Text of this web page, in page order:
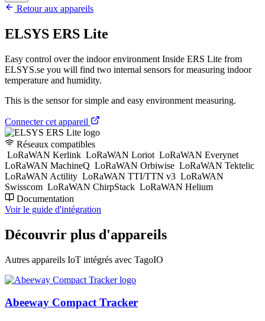
Retour aux appareils
ELSYS ERS Lite
Easy control over the indoor environment Inside ERS Lite from
ELSYS.se you will find two internal sensors for measuring indoor
temperature and humidity.
This is the sensor for simple and easy environment measuring.
Connecter cet appareil
Réseaux compatibles
LoRaWAN Kerlink LoRaWAN Loriot LoRaWAN Everynet
LoRaWAN MachineQ LoRaWAN Orbiwise LoRaWAN Tektelic
LoRaWAN Actility LoRaWAN TTI/TTN v3 LoRaWAN
Swisscom LoRaWAN ChirpStack LoRaWAN Helium
Documentation
Voir le guide d'intégration
Découvrir plus d'appareils
Autres appareils IoT intégrés avec TagoIO
Abeeway Compact Tracker